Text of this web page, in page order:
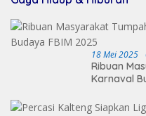
18 Mei 2025
Ribuan
Karnaval